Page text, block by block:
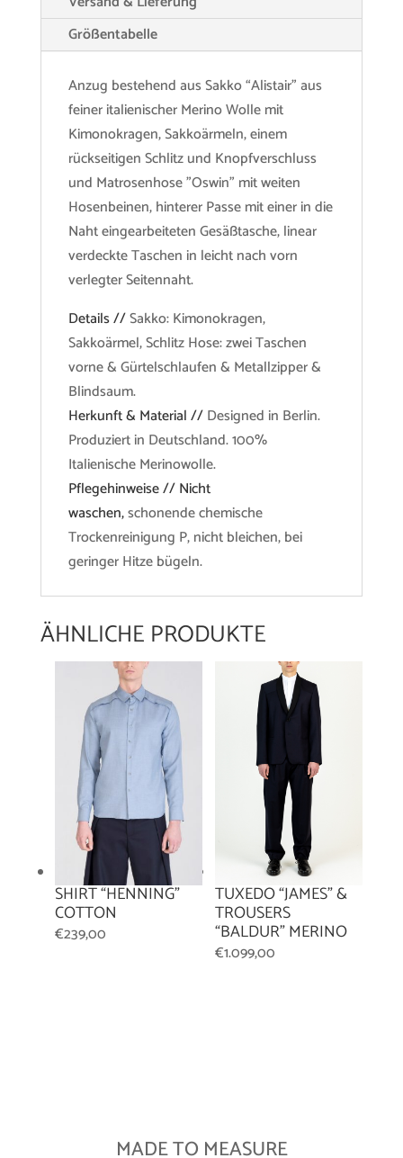
Größentabelle
Anzug bestehend aus Sakko “Alistair” aus
feiner italienischer Merino Wolle mit
Kimonokragen, Sakkoärmeln, einem
rückseitigen Schlitz und Knopfverschluss
und Matrosenhose "Oswin" mit weiten
Hosenbeinen, hinterer Passe mit einer in die
Naht eingearbeiteten Gesäßtasche, linear
verdeckte Taschen in leicht nach vorn
verlegter Seitennaht.
Details //Sakko: Kimonokragen,
Sakkoärmel, Schlitz Hose: zwei Taschen
vorne & Gürtelschlaufen & Metallzipper &
Blindsaum.
Herkunft & Material //Designed in Berlin.
Produziert in Deutschland. 100%
Italienische Merinowolle.
Pflegehinweise // Nicht
waschen,schonende chemische
Trockenreinigung P, nicht bleichen, bei
geringer Hitze bügeln.
ÄHNLICHE PRODUKTE
SHIRT “HENNING”
COTTON
€239,00
TUXEDO “JAMES” &
TROUSERS
“BALDUR” MERINO
€1.099,00
MADE TO MEASURE